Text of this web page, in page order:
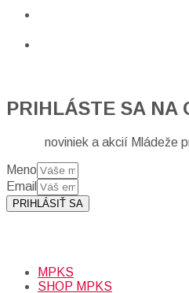
PRIHLÁSTE SA NA
noviniek a akcií Mládeže
Meno
Email
PRIHLÁSIŤ SA
MPKS
SHOP MPKS